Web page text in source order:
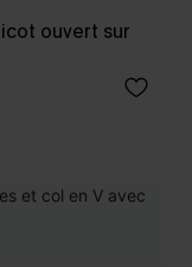
ouvert sur